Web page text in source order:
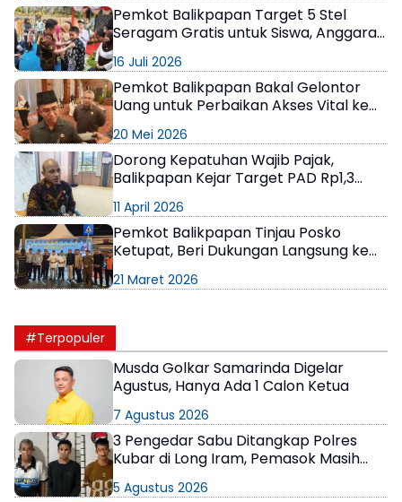
Pemkot Balikpapan Target 5 Stel
Seragam Gratis untuk Siswa, Anggaran
16 Juli 2026
Pemkot Balikpapan Bakal Gelontor
Uang untuk Perbaikan Akses Vital ke
20 Mei 2026
Dorong Kepatuhan Wajib Pajak,
Balikpapan Kejar Target PAD Rp1,3
11 April 2026
Pemkot Balikpapan Tinjau Posko
Ketupat, Beri Dukungan Langsung ke
21 Maret 2026
#Terpopuler
Musda Golkar Samarinda Digelar
Agustus, Hanya Ada 1 Calon Ketua
7 Agustus 2026
3 Pengedar Sabu Ditangkap Polres
Kubar di Long Iram, Pemasok Masih
5 Agustus 2026